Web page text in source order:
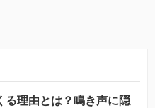
る理由とは？鳴き声に隠